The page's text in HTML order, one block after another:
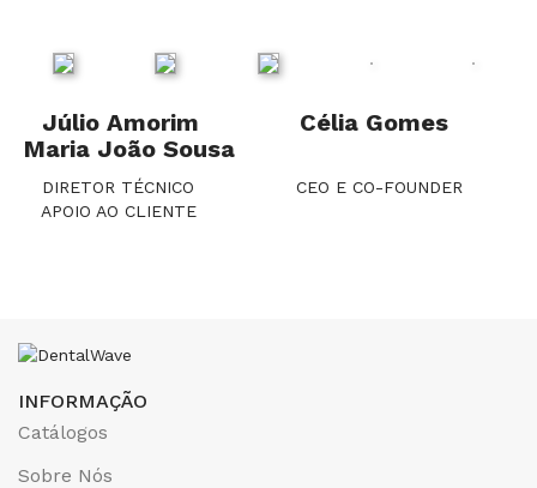
Júlio Amorim
Célia Gomes
Maria João Sousa
DIRETOR TÉCNICO CEO E CO-FOUNDER
APOIO AO CLIENTE
INFORMAÇÃO
Catálogos
Sobre Nós